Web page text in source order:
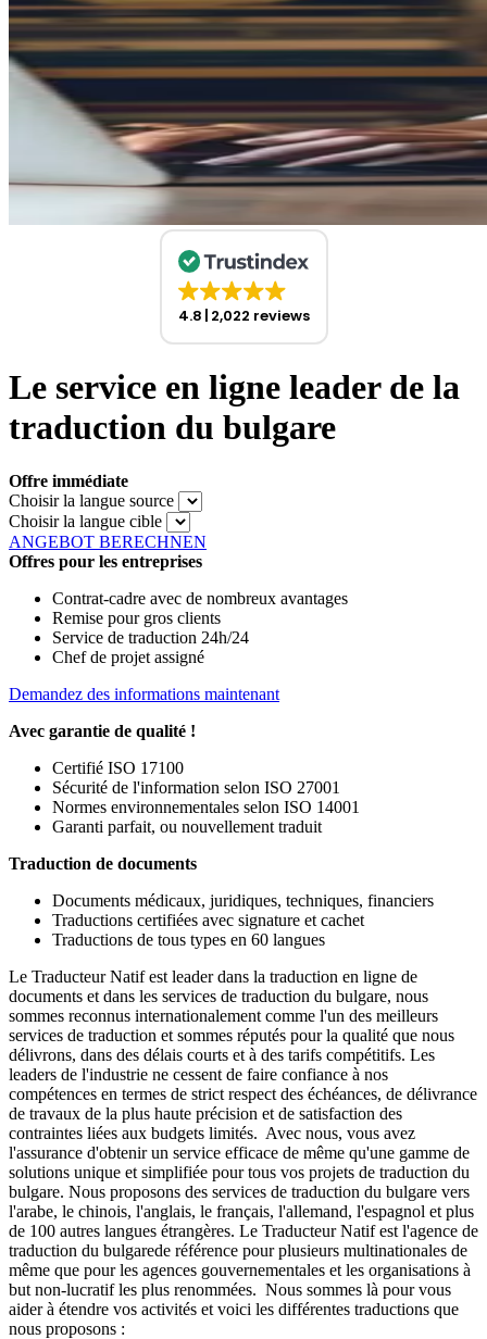
4.8 2,022 reviews
Le service en ligne leader de la
traduction du bulgare
Offre immédiate
Choisir la langue source
Choisir la langue cible
ANGEBOT BERECHNEN
Offres pour les entreprises
Contrat-cadre avec de nombreux avantages
Remise pour gros clients
Service de traduction 24h/24
Chef de projet assigné
Demandez des informations maintenant
Avec garantie de qualité !
Certifié ISO 17100
Sécurité de l'information selon ISO 27001
Normes environnementales selon ISO 14001
Garanti parfait, ou nouvellement traduit
Traduction de documents
Documents médicaux, juridiques, techniques, financiers
Traductions certifiées avec signature et cachet
Traductions de tous types en 60 langues
Le Traducteur Natif est leader dans la traduction en ligne de
documents et dans les services de traduction du bulgare, nous
sommes reconnus internationalement comme l'un des meilleurs
services de traduction et sommes réputés pour la qualité que nous
délivrons, dans des délais courts et à des tarifs compétitifs. Les
leaders de l'industrie ne cessent de faire confiance à nos
compétences en termes de strict respect des échéances, de délivrance
de travaux de la plus haute précision et de satisfaction des
contraintes liées aux budgets limités. Avec nous, vous avez
l'assurance d'obtenir un service efficace de même qu'une gamme de
solutions unique et simplifiée pour tous vos projets de traduction du
bulgare. Nous proposons des services de traduction du bulgare vers
l'arabe, le chinois, l'anglais, le français, l'allemand, l'espagnol et plus
de 100 autres langues étrangères. Le Traducteur Natif est l'agence de
traduction du bulgarede référence pour plusieurs multinationales de
même que pour les agences gouvernementales et les organisations à
but non-lucratif les plus renommées. Nous sommes là pour vous
aider à étendre vos activités et voici les différentes traductions que
nous proposons :